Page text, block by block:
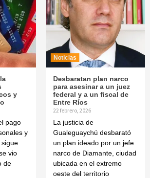
y
pago
y
vio
de
Noticias
Desbaratan plan narco
para asesinar a un juez
federal y a un fiscal de
Entre Ríos
22 febrero, 2026
La justicia de
Gualeguaychú desbarató
un plan ideado por un jefe
narco de Diamante, ciudad
ubicada en el extremo
oeste del territorio